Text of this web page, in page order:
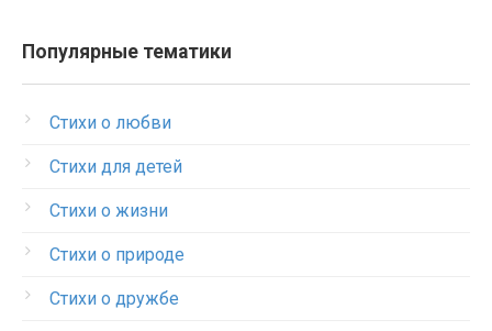
Популярные тематики
Стихи о любви
Стихи для детей
Стихи о жизни
Стихи о природе
Стихи о дружбе